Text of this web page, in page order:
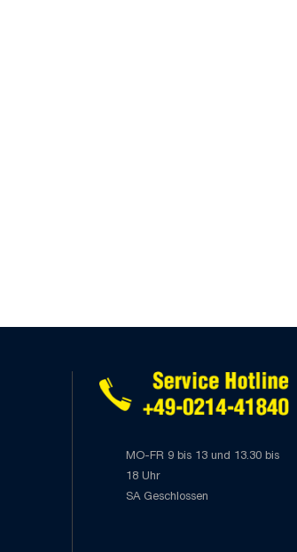
MO-FR 9 bis 13 und 13.30 bis
18 Uhr
SA Geschlossen